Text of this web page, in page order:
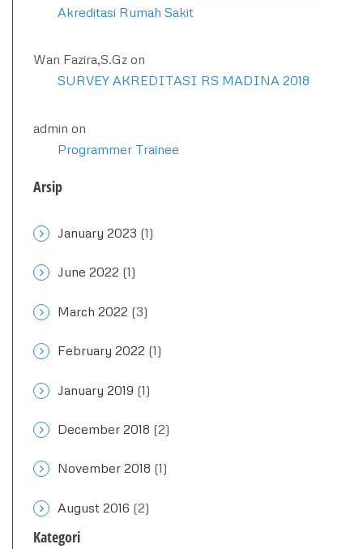
Akreditasi Rumah Sakit
Wan Fazira,S.Gz on
SURVEY AKREDITASI RS MADINA 2018
admin on
Programmer Trainee
Arsip
January 2023 (1)
June 2022 (1)
March 2022 (3)
February 2022 (1)
January 2019 (1)
December 2018 (2)
November 2018 (1)
August 2016 (2)
Kategori